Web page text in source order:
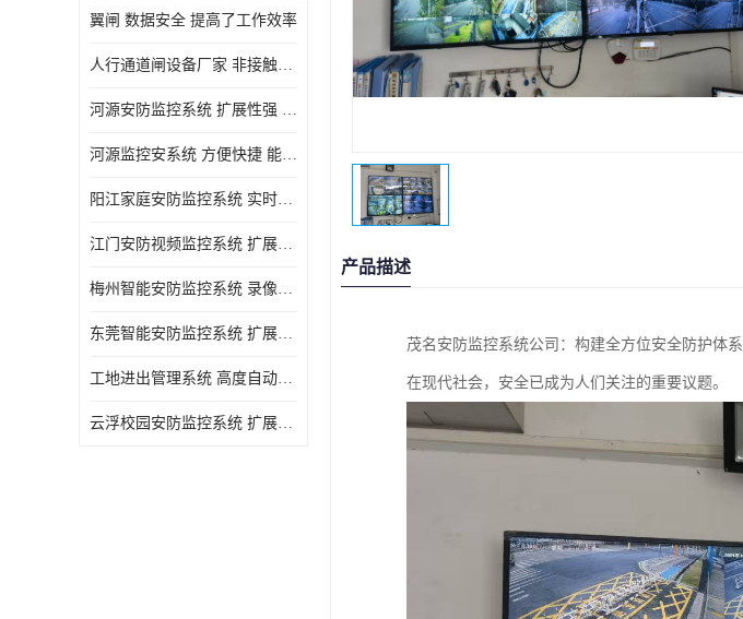
翼闸 数据安全 提高了工作效率
人行通道闸设备厂家 非接触性 对用户的隐私更加尊重
河源安防监控系统 扩展性强 能够长时间稳定运行
河源监控安系统 方便快捷 能够长时间稳定运行
阳江家庭安防监控系统 实时监控 可以随时回放录像
江门安防视频监控系统 扩展性强 能够长时间稳定运行
梅州智能安防监控系统 录像存储 多通道监控
东莞智能安防监控系统 扩展性强 可以随时回放录像
工地进出管理系统 高度自动化 提高了工作效率
云浮校园安防监控系统 扩展性强 提高监控范围和效率
产品描述
茂名安防监控系统公司：构建全方位安全防护体系
在现代社会，安全已成为人们关注的重要议题。